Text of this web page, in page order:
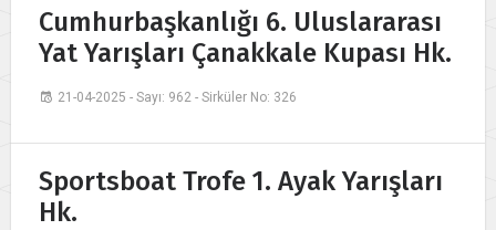
Cumhurbaşkanlığı 6. Uluslararası
Yat Yarışları Çanakkale Kupası Hk.
21-04-2025 - Sayı: 962 - Sirküler No: 326
Sportsboat Trofe 1. Ayak Yarışları
Hk.